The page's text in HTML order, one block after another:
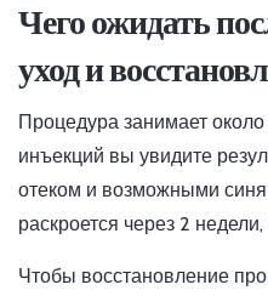
Чего ожидать
уход и
Процедура занимает
инъекций вы увидите
отеком и возможными
раскроется через 2
Чтобы восстановление